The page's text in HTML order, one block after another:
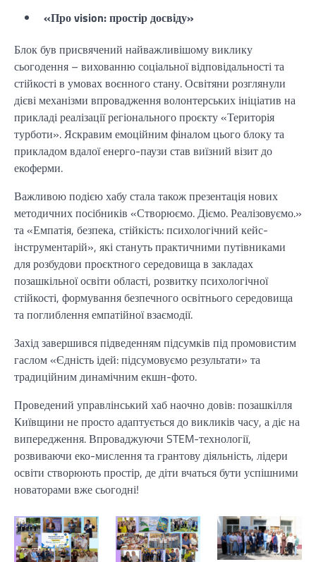
«Про vision: простір досвіду»
Блок був присвячений найважливішому виклику
сьогодення – вихованню соціальної відповідальності та
стійкості в умовах воєнного стану. Освітяни розглянули
дієві механізми впровадження волонтерських ініціатив на
прикладі реалізації регіонального проєкту «Територія
турботи». Яскравим емоційним фіналом цього блоку та
прикладом вдалої енерго-паузи став виїзний візит до
екоферми.
Важливою подією хабу стала також презентація нових
методичних посібників «Створюємо. Діємо. Реалізовуємо.»
та «Емпатія, безпека, стійкість: психологічний кейс-
інструментарій», які стануть практичними путівниками
для розбудови проєктного середовища в закладах
позашкільної освіти області, розвитку психологічної
стійкості, формування безпечного освітнього середовища
та поглиблення емпатійної взаємодії.
Захід завершився підведенням підсумків під промовистим
гаслом «Єдність ідей: підсумовуємо результати» та
традиційним динамічним екшн-фото.
Проведений управлінський хаб наочно довів: позашкілля
Київщини не просто адаптується до викликів часу, а діє на
випередження. Впроваджуючи STEM-технології,
розвиваючи еко-мислення та грантову діяльність, лідери
освіти створюють простір, де діти вчаться бути успішними
новаторами вже сьогодні!